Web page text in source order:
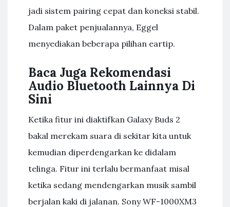
jadi sistem pairing cepat dan koneksi stabil.
Dalam paket penjualannya, Eggel
menyediakan beberapa pilihan eartip.
Baca Juga Rekomendasi
Audio Bluetooth Lainnya Di
Sini
Ketika fitur ini diaktifkan Galaxy Buds 2
bakal merekam suara di sekitar kita untuk
kemudian diperdengarkan ke didalam
telinga. Fitur ini terlalu bermanfaat misal
ketika sedang mendengarkan musik sambil
berjalan kaki di jalanan. Sony WF-1000XM3